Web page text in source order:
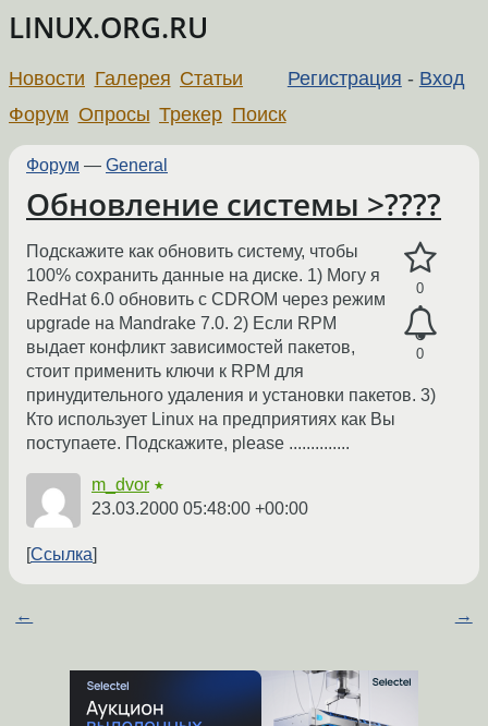
LINUX.ORG.RU
Регистрация - Вход
Новости Галерея Статьи
Форум Опросы Трекер Поиск
Форум — General
Обновление системы >????
0
0
Подскажите как обновить систему, чтобы
100% сохранить данные на диске. 1) Могу я
RedHat 6.0 обновить с CDROM через режим
upgrade на Mandrake 7.0. 2) Если RPM
выдает конфликт зависимостей пакетов,
стоит применить ключи к RPM для
принудительного удаления и установки пакетов. 3)
Кто использует Linux на предприятиях как Вы
поступаете. Подскажите, please ..............
m_dvor ★
23.03.2000 05:48:00 +00:00
Ссылка
← →